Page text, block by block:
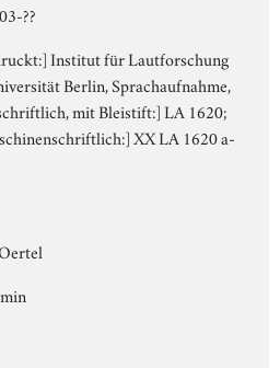
??
Institut für Lautforschung
Berlin, Sprachaufnahme,
mit Bleistift:] LA 1620;
XX LA 1620 a-